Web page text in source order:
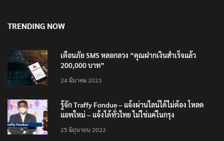
TRENDING NOW
เตือนภัย SMS หลอกลวง “คุณฝากเงินสำเร็จแล้ว
200,000 บาท”
24 มีนาคม 2021
รู้จัก Traffy Fondue – แจ้งผ่านไลน์ได้ไม่ต้อง โหลด
แอพใหม่ – แจ้งได้ทั่วไทย ไม่ใช่แค่ในกรุง
25 มิถุนายน 2022